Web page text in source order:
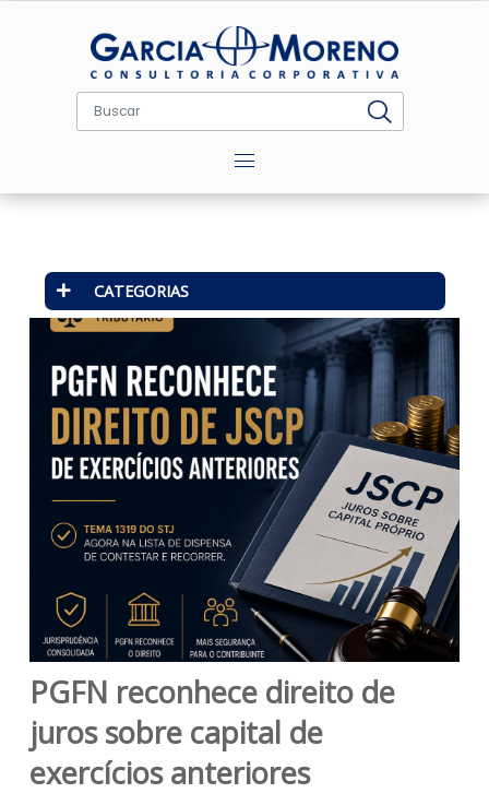
CATEGORIAS
PGFN reconhece direito de